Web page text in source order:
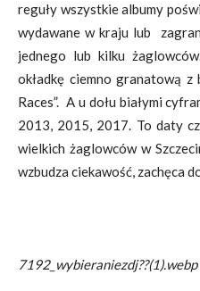
reguły wszystkie albumy
wydawane w kraju lub
jednego lub kilku
okładkę ciemno granatową z
Races”. A u dołu białymi
2013, 2015, 2017. To daty
wielkich żaglowców w
wzbudza ciekawość, zachęca
7192_wybieraniezdj??(1).webp